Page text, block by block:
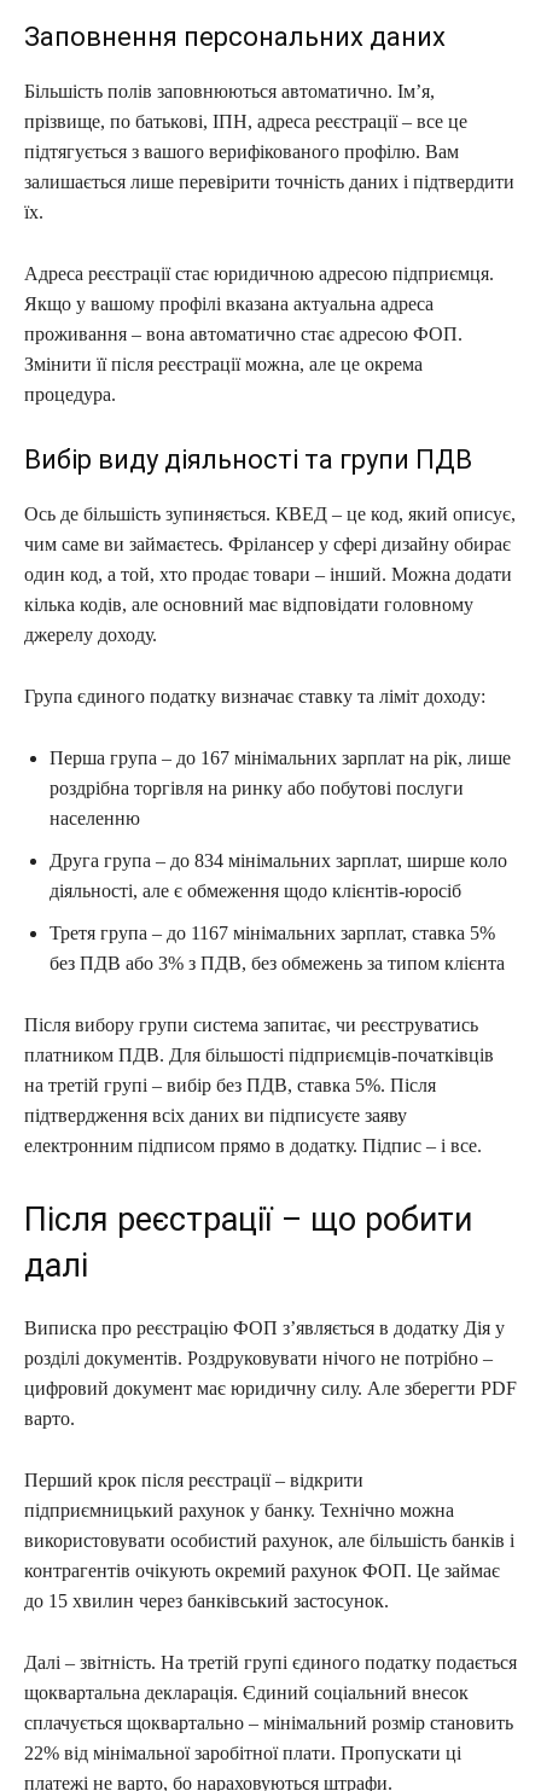
Заповнення персональних даних
Більшість полів заповнюються автоматично. Ім’я,
прізвище, по батькові, ІПН, адреса реєстрації – все це
підтягується з вашого верифікованого профілю. Вам
залишається лише перевірити точність даних і підтвердити
їх.
Адреса реєстрації стає юридичною адресою підприємця.
Якщо у вашому профілі вказана актуальна адреса
проживання – вона автоматично стає адресою ФОП.
Змінити її після реєстрації можна, але це окрема
процедура.
Вибір виду діяльності та групи ПДВ
Ось де більшість зупиняється. КВЕД – це код, який описує,
чим саме ви займаєтесь. Фрілансер у сфері дизайну обирає
один код, а той, хто продає товари – інший. Можна додати
кілька кодів, але основний має відповідати головному
джерелу доходу.
Група єдиного податку визначає ставку та ліміт доходу:
Перша група – до 167 мінімальних зарплат на рік, лише
роздрібна торгівля на ринку або побутові послуги
населенню
Друга група – до 834 мінімальних зарплат, ширше коло
діяльності, але є обмеження щодо клієнтів-юросіб
Третя група – до 1167 мінімальних зарплат, ставка 5%
без ПДВ або 3% з ПДВ, без обмежень за типом клієнта
Після вибору групи система запитає, чи реєструватись
платником ПДВ. Для більшості підприємців-початківців
на третій групі – вибір без ПДВ, ставка 5%. Після
підтвердження всіх даних ви підписуєте заяву
електронним підписом прямо в додатку. Підпис – і все.
Після реєстрації – що робити
далі
Виписка про реєстрацію ФОП з’являється в додатку Дія у
розділі документів. Роздруковувати нічого не потрібно –
цифровий документ має юридичну силу. Але зберегти PDF
варто.
Перший крок після реєстрації – відкрити
підприємницький рахунок у банку. Технічно можна
використовувати особистий рахунок, але більшість банків і
контрагентів очікують окремий рахунок ФОП. Це займає
до 15 хвилин через банківський застосунок.
Далі – звітність. На третій групі єдиного податку подається
щоквартальна декларація. Єдиний соціальний внесок
сплачується щоквартально – мінімальний розмір становить
22% від мінімальної заробітної плати. Пропускати ці
платежі не варто, бо нараховуються штрафи.